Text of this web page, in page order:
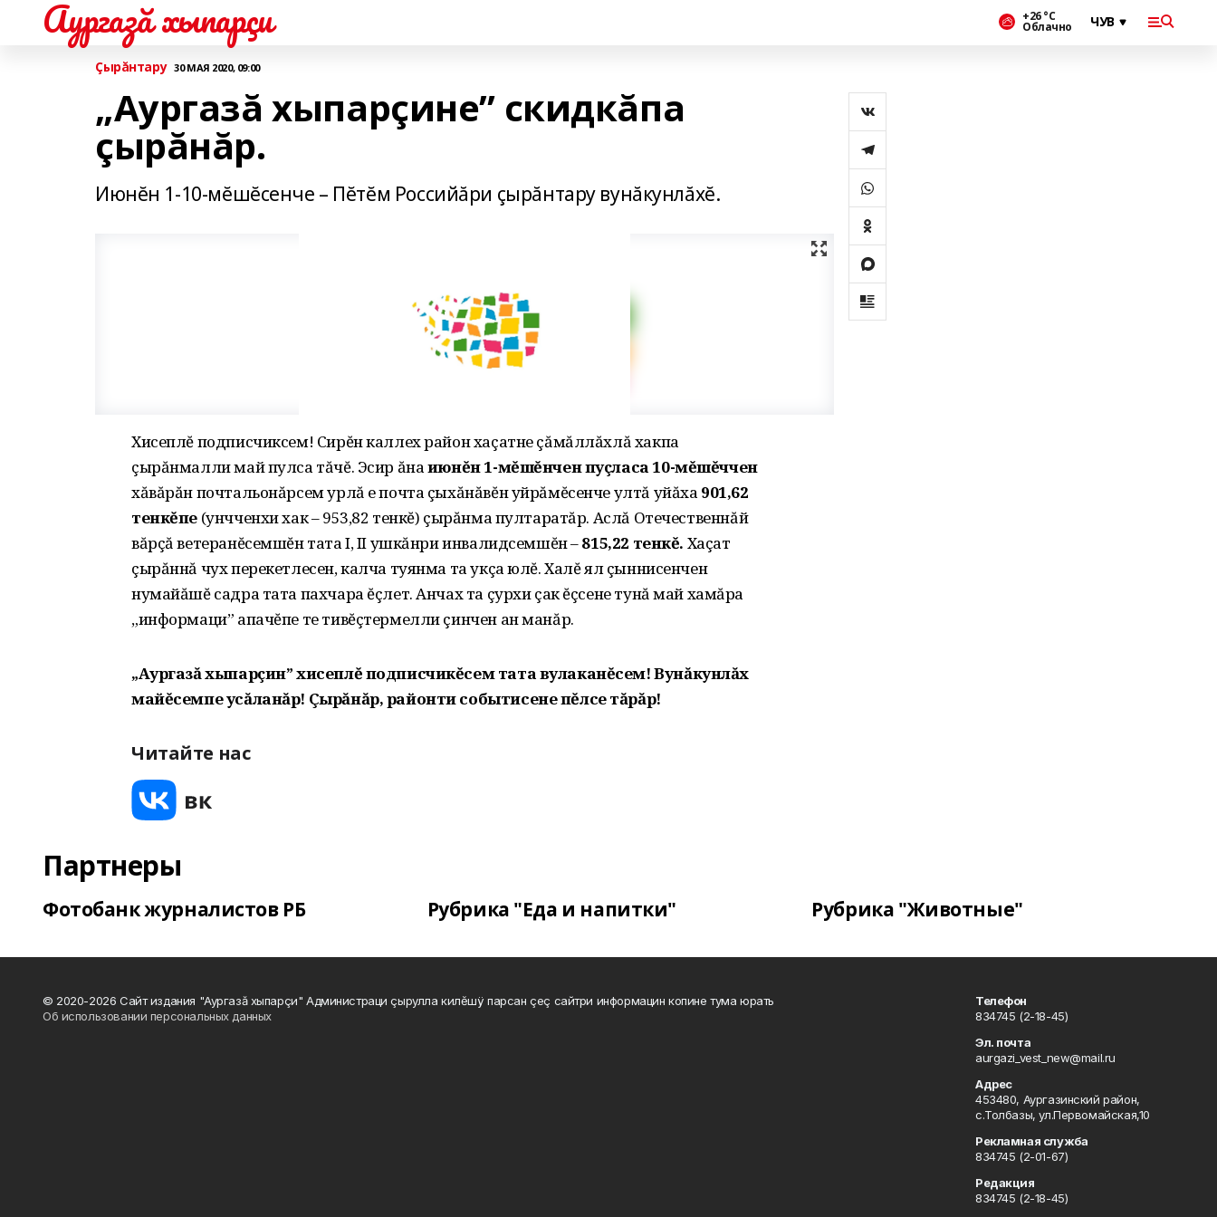
Аургазă хыпарçи +26 °С
Облачно
Çырăнтару 30 МАЯ 2020, 09:00
„Аургазă хыпарçине” скидкăпа
çырăнăр.
Июнĕн 1-10-мĕшĕсенче – Пĕтĕм Российăри çырăнтару вунăкунлăхĕ.
Хисеплĕ подписчиксем! Сирĕн каллех район хаçатне çăмăллăхлă хакпа
çырăнмалли май пулса тăчĕ. Эсир ăнаиюнĕн 1-мĕшĕнчен пуçласа 10-мĕшĕччен
хăвăрăн почтальонăрсем урлă е почта çыхăнăвĕн уйрăмĕсенче ултă уйăха 901,62
тенкĕпе (унчченхи хак – 953,82 тенкĕ) çырăнма пултаратăр. Аслă Отечественнăй
вăрçă ветеранĕсемшĕн тата I, II ушкăнри инвалидсемшĕн –815,22 тенкĕ. Хаçат
çырăннă чух перекетлесен, калча туянма та укçа юлĕ. Халĕ ял çыннисенчен
нумайăшĕ са­дра тата пахчара ĕçлет. Анчах та çурхи çак ĕçсене тунă май хамăра
„информаци” апачĕпе те тивĕçтермелли çинчен ан манăр.
„Аургазă хыпарçин” хисеплĕ подписчикĕсем тата вулаканĕсем! Вунăкунлăх
майĕсемпе усăланăр! Çырăнăр, районти событисене пĕлсе тăрăр!
Читайте нас
Партнеры
Фотобанк журналистов РБ Рубрика "Еда и напитки" Рубрика "Животные"
© 2020-2026 Сайт издания "Аургазă хыпарçи" Администраци çырулла килĕшÿ парсан çеç сайтри информацин копине тума юрать
Об использовании персональных данных
Телефон
834745 (2-18-45)
Эл. почта
aurgazi_vest_new@mail.ru
Адрес
453480, Аургазинский район,
с.Толбазы, ул.Первомайская,10
Рекламная служба
834745 (2-01-67)
Редакция
834745 (2-18-45)